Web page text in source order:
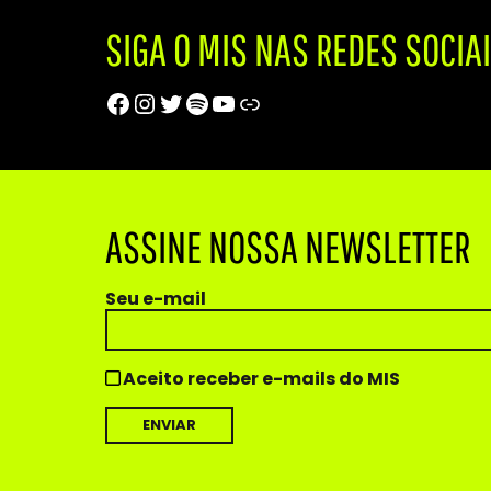
SIGA O MIS NAS REDES
Facebook
Instagram
Twitter
Spotify
Youtube
Trip Advisor
ASSINE NOSSA NEWSLETTER
Seu e-mail
Aceito receber e-mails do MIS